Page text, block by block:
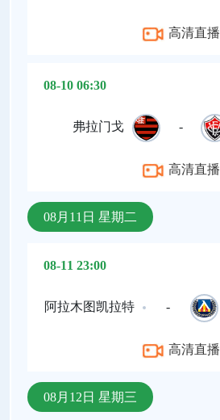
高清直播
08-10 06:30
弗拉门戈 -
高清直播
08月11日 星期二
08-11 23:00
阿拉木图凯拉特 -
高清直播
08月12日 星期三